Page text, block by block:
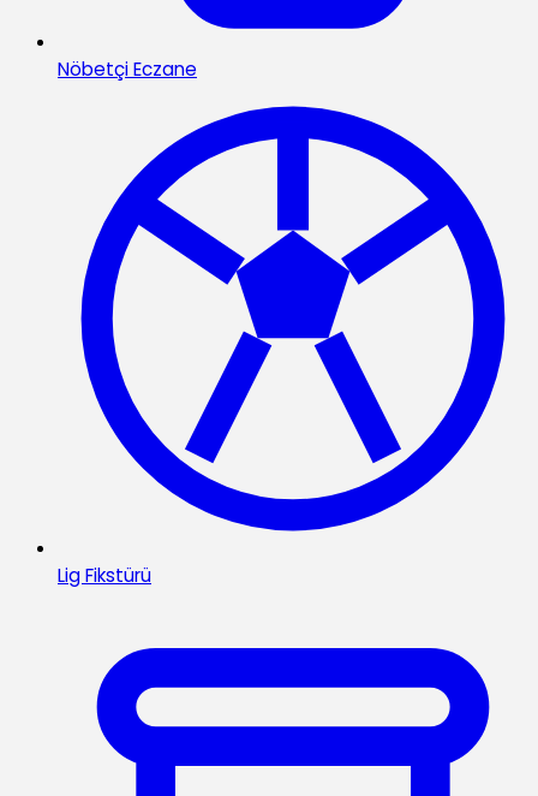
Nöbetçi Eczane
Lig Fikstürü